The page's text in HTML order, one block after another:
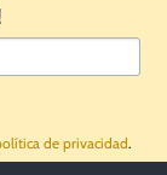
de privacidad.